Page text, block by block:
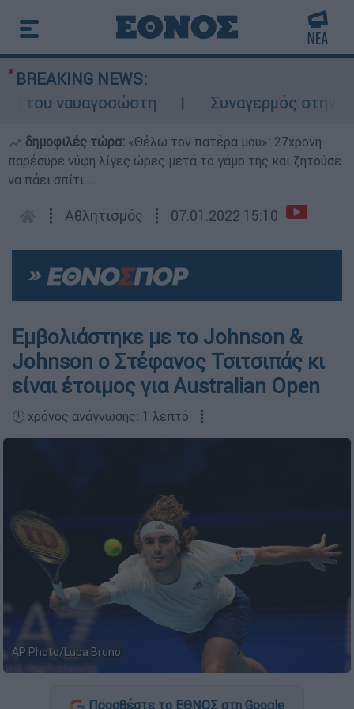
BREAKING NEWS:
ναυαγοσώστη
Συναγερμός στην
δημοφιλές τώρα: «Θέλω τον πατέρα μου»: 27χρονη
παρέσυρε νύφη λίγες ώρες μετά το γάμο της και ζητούσε
να πάει σπίτι...
┋ Αθλητισμός ┋ 07.01.2022 15:10
Εμβολιάστηκε με το Johnson &
Johnson o Στέφανος Τσιτσιπάς κι
είναι έτοιμος για Australian Open
🕛 χρόνος ανάγνωσης: 1 λεπτό ┋
AP Photo/Luca Bruno
Προσθέστε το ΕΘΝΟΣ στη Google